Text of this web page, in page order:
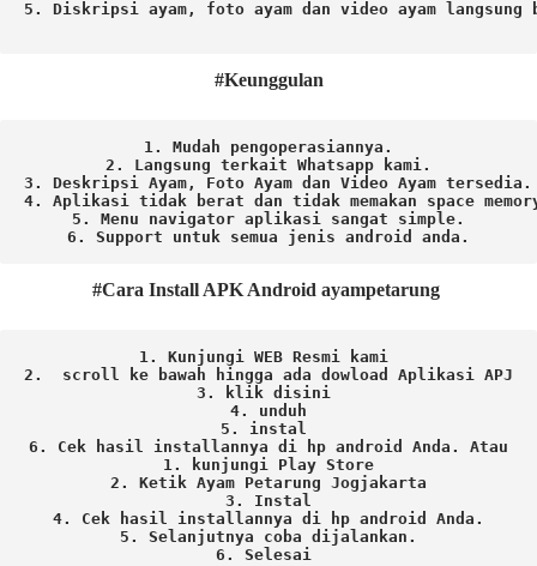
5. Diskripsi ayam, foto ayam dan video ayam
#Keunggulan
1. Mudah pengoperasiannya.
2. Langsung terkait Whatsapp kami.
3. Deskripsi Ayam, Foto Ayam dan Video Ayam tersedia.
4. Aplikasi tidak berat dan tidak memakan space
5. Menu navigator aplikasi sangat simple.
6. Support untuk semua jenis android anda.
#Cara Install APK Android ayampetarung
1. Kunjungi WEB Resmi kami
2.  scroll ke bawah hingga ada dowload Aplikasi APJ
3. klik disini
4. unduh
5. instal
6. Cek hasil installannya di hp android Anda. Atau
1. kunjungi Play Store
2. Ketik Ayam Petarung Jogjakarta
3. Instal
4. Cek hasil installannya di hp android Anda.
5. Selanjutnya coba dijalankan.
6. Selesai